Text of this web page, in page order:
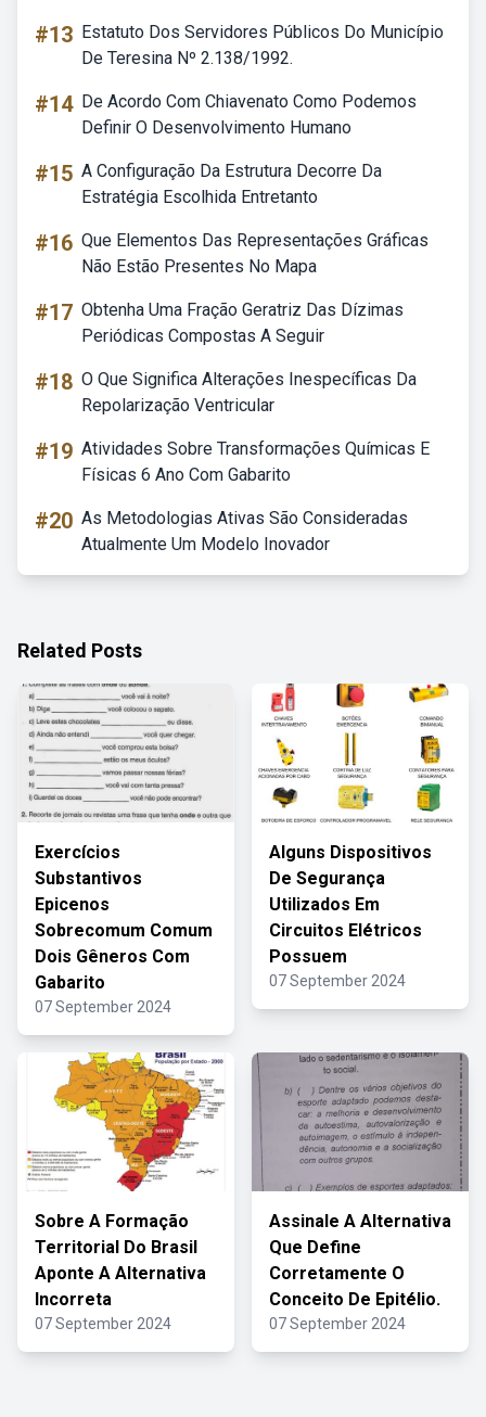
#13 Estatuto Dos Servidores Públicos Do Município
De Teresina Nº 2.138/1992.
#14 De Acordo Com Chiavenato Como Podemos
Definir O Desenvolvimento Humano
#15 A Configuração Da Estrutura Decorre Da
Estratégia Escolhida Entretanto
#16 Que Elementos Das Representações Gráficas
Não Estão Presentes No Mapa
#17 Obtenha Uma Fração Geratriz Das Dízimas
Periódicas Compostas A Seguir
#18 O Que Significa Alterações Inespecíficas Da
Repolarização Ventricular
#19 Atividades Sobre Transformações Químicas E
Físicas 6 Ano Com Gabarito
#20 As Metodologias Ativas São Consideradas
Atualmente Um Modelo Inovador
Related Posts
Exercícios
Substantivos
Epicenos
Sobrecomum Comum
Dois Gêneros Com
Gabarito
07 September 2024
Alguns Dispositivos
De Segurança
Utilizados Em
Circuitos Elétricos
Possuem
07 September 2024
Sobre A Formação
Territorial Do Brasil
Aponte A Alternativa
Incorreta
07 September 2024
Assinale A Alternativa
Que Define
Corretamente O
Conceito De Epitélio.
07 September 2024